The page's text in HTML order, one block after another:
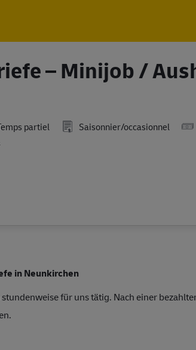
– Minijob /
partiel Saisonnier/occasionnel
in Neunkirchen
für uns tätig. Nach einer